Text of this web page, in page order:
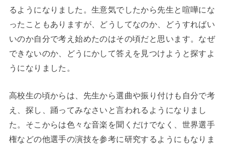
るようになりました。生意気でしたから先生と喧嘩にな
ったこともありますが、どうしてなのか、どうすればい
いのか自分で考え始めたのはその頃だと思います。なぜ
できないのか、どうにかして答えを見つけようと探すよ
うになりました。
高校生の頃からは、先生から選曲や振り付けも自分で考
え、探し、踊ってみなさいと言われるようになりまし
た。そこからは色々な音楽を聞くだけでなく、世界選手
権などの他選手の演技を参考に研究するようにもなりま